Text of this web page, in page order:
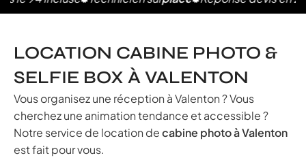
LOCATION CABINE PHOTO &
SELFIE BOX À VALENTON
Vous organisez une réception à Valenton ? Vous
cherchez une animation tendance et accessible ?
Notre service de location decabine photo à Valenton
est fait pour vous.